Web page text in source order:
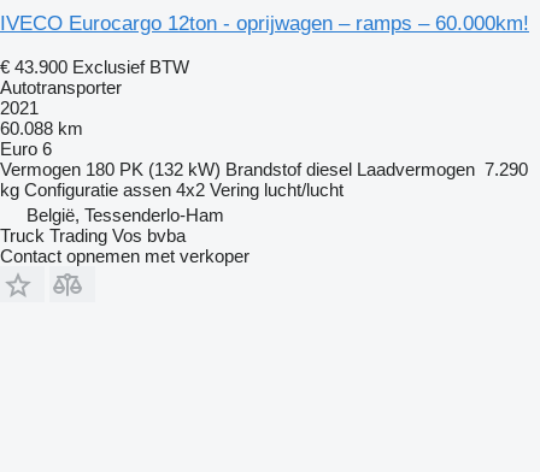
IVECO Eurocargo 12ton - oprijwagen – ramps – 60.000km!
€ 43.900 Exclusief BTW
Autotransporter
2021
60.088 km
Euro 6
Vermogen 180 PK (132 kW) Brandstof diesel Laadvermogen 7.290
kg Configuratie assen 4x2 Vering lucht/lucht
België, Tessenderlo-Ham
Truck Trading Vos bvba
Contact opnemen met verkoper